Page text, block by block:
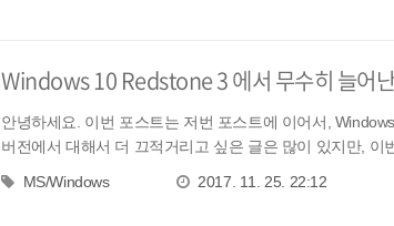
Windows 10 Redstone 3 에서 무수히 늘어
안녕하세요. 이번 포스트는 저번 포스트에 이어서,
버전에서 대해서 더 끄적거리고 싶은 글은 많이 있지만, 이
MS/Windows
2017. 11. 25. 22:12